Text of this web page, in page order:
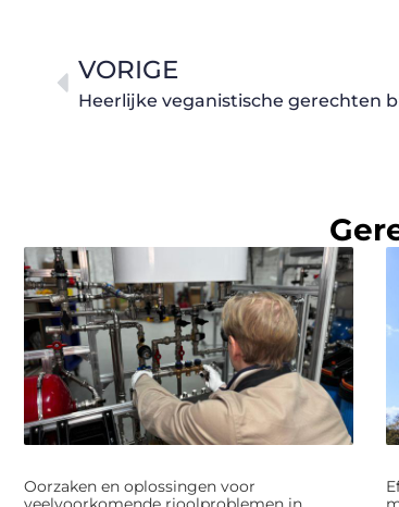
VORIGE
Heerlijke veganistische gerechten
Oorzaken en oplossingen voor